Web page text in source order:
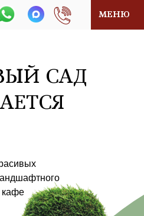
МЕНЮ
САД
кафе